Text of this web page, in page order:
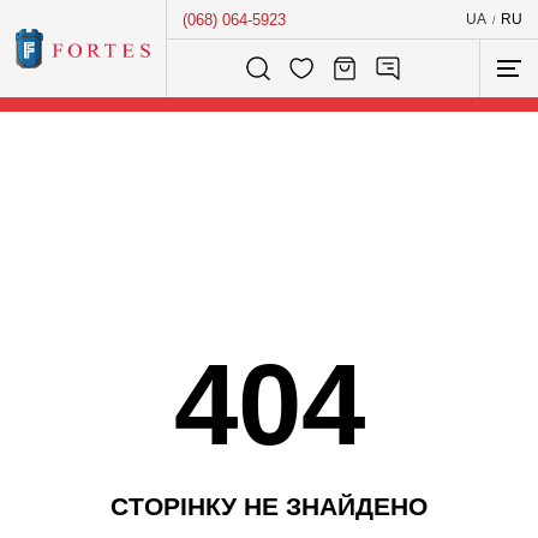
(068) 064-5923 UA / RU
Розумний пошук...
404
СТОРІНКУ НЕ ЗНАЙДЕНО